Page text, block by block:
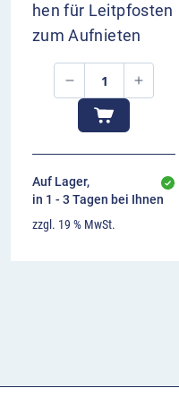
hen für Leitpfosten
zum Aufnieten
Auf Lager,
in 1 - 3 Tagen bei Ihnen
zzgl. 19 % MwSt.